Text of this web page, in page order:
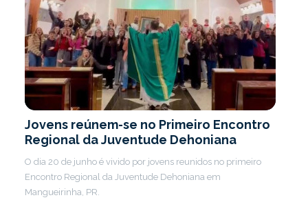
Jovens reúnem-se no Primeiro Encontro
Regional da Juventude Dehoniana
O dia 20 de junho é vivido por jovens reunidos no primeiro
Encontro Regional da Juventude Dehoniana em
Mangueirinha, PR.